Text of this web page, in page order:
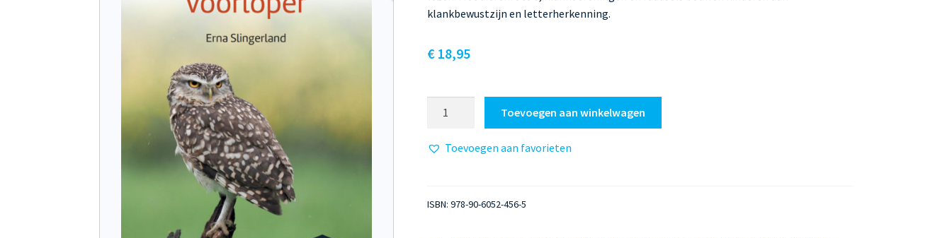
klankbewustzijn en letterherkenning.
€18,95
Toevoegen aan winkelwagen
Toevoegen aan favorieten
ISBN: 978-90-6052-456-5